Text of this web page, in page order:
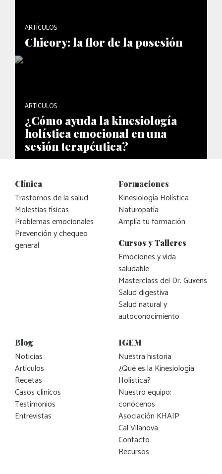
ARTÍCULOS
Chicory: la flor de la posesión
ARTÍCULOS
¿Cómo ayuda la kinesiología
holística emocional en una
sesión terapéutica?
Clínica
Trastornos de la salud
Molestias físicas
Problemas emocionales
Prevención y chequeo
general
Formaciones
Kinesiología Holística
Naturopatía
Amplía tu formación
Cursos y Talleres
Emociones y vida
saludable
Masterclass del Dr. Guxens
Salud digestiva
Salud natural y
autoconocimiento
Blog
Noticias
Artículos
Recetas
Casos clínicos
Testimonios
Entrevistas
IGEM
Nuestra historia
¿Qué es la Kinesiología
Holística?
Nuestro equipo:
conócenos
Asociación KHAIP
Cal Vilanova
Contacto
Recursos